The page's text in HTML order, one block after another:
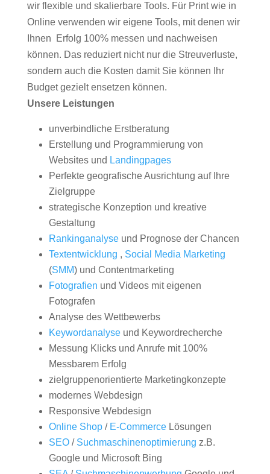
wir flexible und skalierbare Tools. Für Print wie in
Online verwenden wir eigene Tools, mit denen wir
Ihnen Erfolg 100% messen und nachweisen
können. Das reduziert nicht nur die Streuverluste,
sondern auch die Kosten damit Sie können Ihr
Budget gezielt ensetzen können.
Unsere Leistungen
unverbindliche Erstberatung
Erstellung und Programmierung von
Websites und Landingpages
Perfekte geografische Ausrichtung auf Ihre
Zielgruppe
strategische Konzeption und kreative
Gestaltung
Rankinganalyseund Prognose der Chancen
Textentwicklung , Social Media Marketing
(SMM) und Contentmarketing
Fotografien und Videos mit eigenen
Fotografen
Analyse des Wettbewerbs
Keywordanalyseund Keywordrecherche
Messung Klicks und Anrufe mit 100%
Messbarem Erfolg
zielgruppenorientierte Marketingkonzepte
modernes Webdesign
Responsive Webdesign
Online Shop/ E-CommerceLösungen
SEO/ Suchmaschinenoptimierung z.B.
Google und Microsoft Bing